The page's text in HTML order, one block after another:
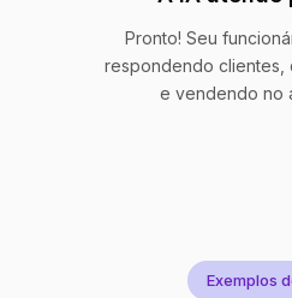
Pronto! Seu
respondendo clientes,
e vendendo no
Exemplos